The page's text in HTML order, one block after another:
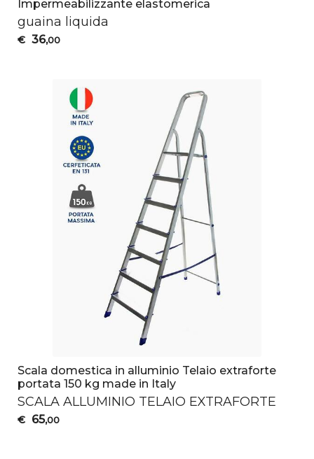
Impermeabilizzante elastomerica
guaina liquida
€ 36,00
Scala domestica in alluminio Telaio extraforte
portata 150 kg made in Italy
SCALA ALLUMINIO TELAIO EXTRAFORTE
€ 65,00